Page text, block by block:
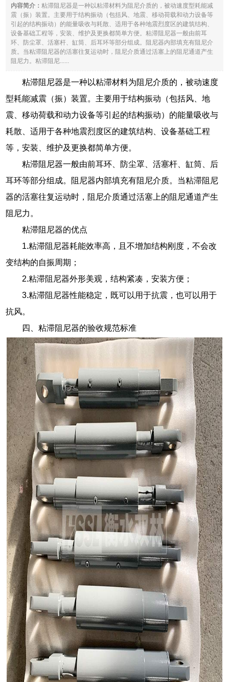
内容简介： 粘滞阻尼器是一种以粘滞材料为阻尼介质的，被动速度型耗能减
震（振）装置。主要用于结构振动（包括风、地震、移动荷载和动力设备等
引起的结构振动）的能量吸收与耗散、适用于各种地震烈度区的建筑结构、
设备基础工程等，安装、维护及更换都简单方便。粘滞阻尼器一般由前耳
环、防尘罩、活塞杆、缸筒、后耳环等部分组成。阻尼器内部填充有阻尼介
质。当粘滞阻尼器的活塞往复运动时，阻尼介质通过活塞上的阻尼通道产生
阻尼力。粘滞阻尼......
粘滞阻尼器是一种以粘滞材料为阻尼介质的，被动速度
型耗能减震（振）装置。主要用于结构振动（包括风、地
震、移动荷载和动力设备等引起的结构振动）的能量吸收与
耗散、适用于各种地震烈度区的建筑结构、设备基础工程
等，安装、维护及更换都简单方便。
粘滞阻尼器一般由前耳环、防尘罩、活塞杆、缸筒、后
耳环等部分组成。阻尼器内部填充有阻尼介质。当粘滞阻尼
器的活塞往复运动时，阻尼介质通过活塞上的阻尼通道产生
阻尼力。
粘滞阻尼器的优点
1.粘滞阻尼器耗能效率高，且不增加结构刚度，不会改
变结构的自振周期；
2.粘滞阻尼器外形美观，结构紧凑，安装方便；
3.粘滞阻尼器性能稳定，既可以用于抗震，也可以用于
抗风。
四、粘滞阻尼器的验收规范标准